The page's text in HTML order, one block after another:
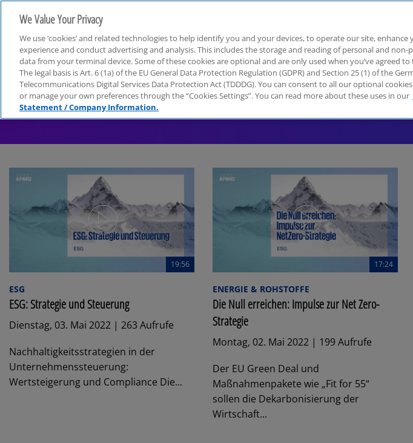
ESG
19:56
ESG
ESG: Strategie und Steuerung
Dienstag, 03. Mai 2022 | 263 Aufrufe
Nachhaltigkeitsstrategien in der
Unternehmenssteuerung:
Wertsteigerung und Compliance Die...
17:24
ENERGIE & ROHSTOFFE
Die Null erreichen: Impulse zur Net Zero-
Strategie
Montag, 02. Mai 2022 | 199 Aufrufe
Der EU Green Deal und
Maßnahmenpakete wie „Fit for 55“
sollen die Dekarbonisierung der
Wirtschaft...
We Value Your Privacy
We use ‘cookies’ and related technologies to help identify you and your devices, to operate our site, enhance
experience and conduct advertising and analysis. This includes the storage and reading of personal and non-
data from your terminal device. Some of these cookies are optional and are only used when you’ve agreed to
The legal basis is Art. 6 (1a) of the EU General Data Protection Regulation (GDPR) and Section 25 (1) of the
Telecommunications Digital Services Data Protection Act (TDDDG). You can consent to all our optional
or manage your own preferences through the “Cookies Settings”. You can read more about these uses in our
Statement / Company Information.